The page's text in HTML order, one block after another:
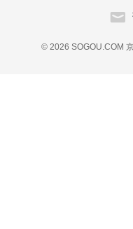
© 2026 SOGOU.COM